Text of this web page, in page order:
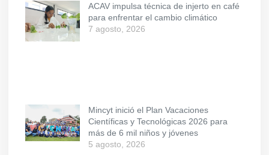
ACAV impulsa técnica de injerto en café
para enfrentar el cambio climático
7 agosto, 2026
Mincyt inició el Plan Vacaciones
Científicas y Tecnológicas 2026 para
más de 6 mil niños y jóvenes
5 agosto, 2026